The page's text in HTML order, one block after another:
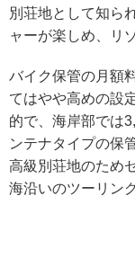
別荘地として知ら
ャーが楽しめ、リ
バイク保管の月額
てはやや高めの設
的で、海岸部では
ンテナタイプの保
高級別荘地のため
海沿いのツーリン